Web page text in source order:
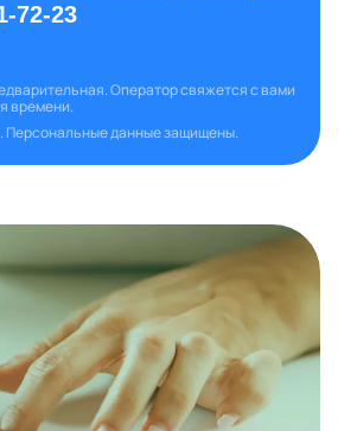
72-23
Оператор свяжется с вами
времени.
Персональные данные защищены.